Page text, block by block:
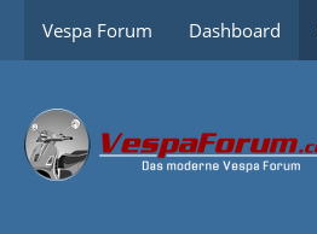
Vespa Forum Dashboard